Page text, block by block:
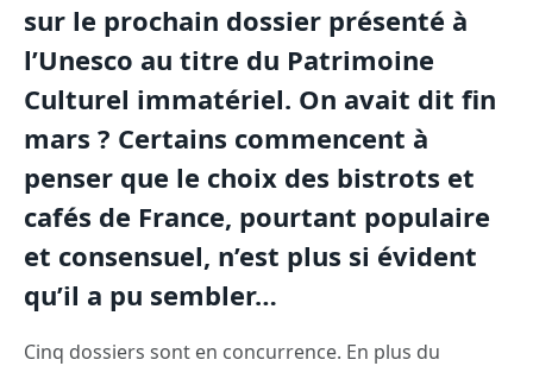
sur le prochain dossier présenté à
l’Unesco au titre du Patrimoine
Culturel immatériel. On avait dit fin
mars ? Certains commencent à
penser que le choix des bistrots et
cafés de France, pourtant populaire
et consensuel, n’est plus si évident
qu’il a pu sembler…
Cinq dossiers sont en concurrence. En plus du